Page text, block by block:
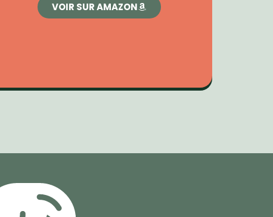
VOIR SUR AMAZON